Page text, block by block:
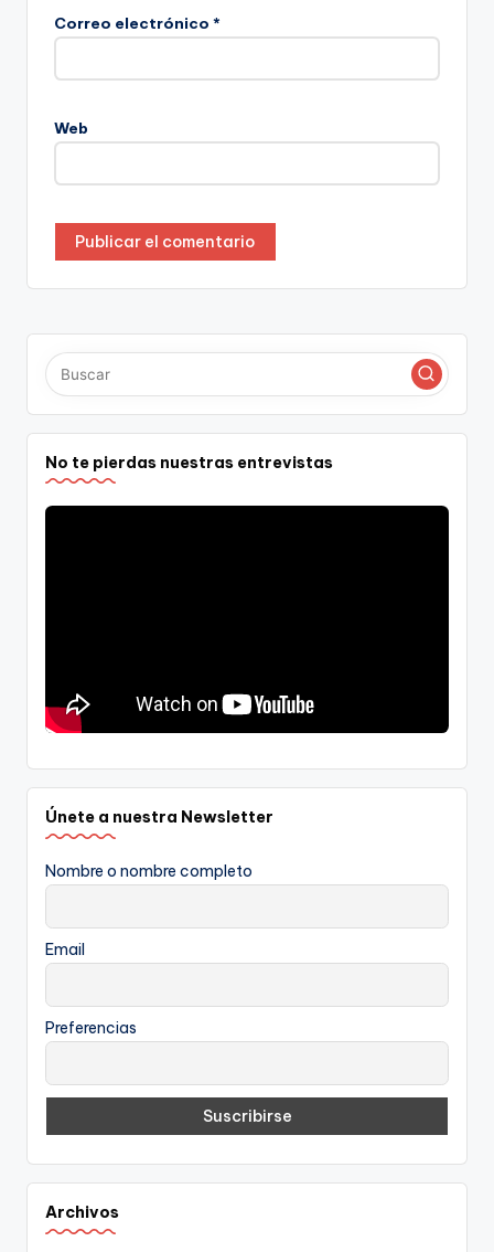
Correo electrónico *
Web
No te pierdas nuestras entrevistas
Únete a nuestra Newsletter
Nombre o nombre completo
Email
Preferencias
Archivos